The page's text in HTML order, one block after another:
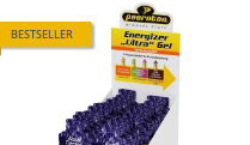
BESTSELLER